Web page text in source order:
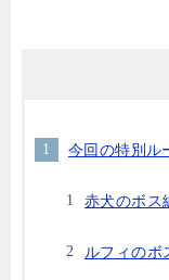
今回の特別ル
赤犬のボス
ルフィのボ